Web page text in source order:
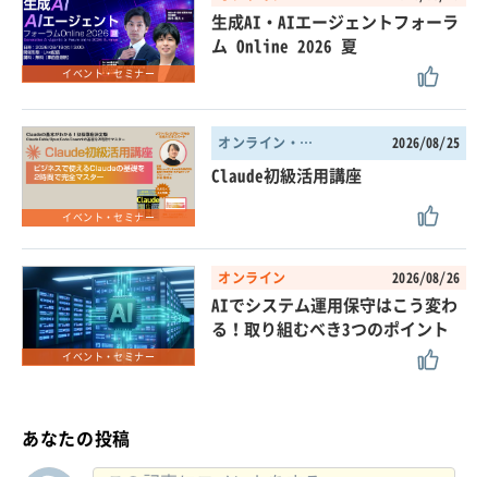
イベント・セミナー
生成AI・AIエージェントフォーラ
ム Online 2026 夏
イベント・セミナー
オンライン・東京都 2026/08/25
Claude初級活用講座
イベント・セミナー
オンライン 2026/08/26
AIでシステム運用保守はこう変わ
る！取り組むべき3つのポイント
あなたの投稿